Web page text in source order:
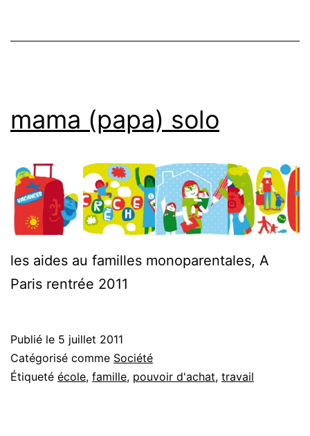
mama (papa) solo
les aides au familles monoparentales, A
Paris rentrée 2011
Publié le 5 juillet 2011
Catégorisé comme Société
Étiqueté école, famille, pouvoir d'achat, travail